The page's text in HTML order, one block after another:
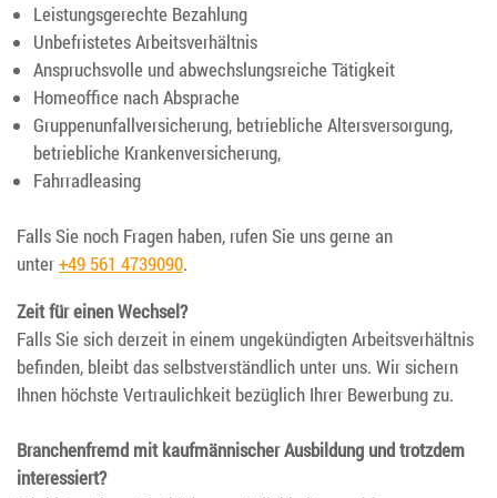
Leistungsgerechte Bezahlung
Unbefristetes Arbeitsverhältnis
Anspruchsvolle und abwechslungsreiche Tätigkeit
Homeoffice nach Absprache
Gruppenunfallversicherung, betriebliche Altersversorgung,
betriebliche Krankenversicherung,
Fahrradleasing
Falls Sie noch Fragen haben, rufen Sie uns gerne an
unter+49 561 4739090.
Zeit für einen Wechsel?
Falls Sie sich derzeit in einem ungekündigten Arbeitsverhältnis
befinden, bleibt das selbstverständlich unter uns. Wir sichern
Ihnen höchste Vertraulichkeit bezüglich Ihrer Bewerbung zu.
Branchenfremd mit kaufmännischer Ausbildung und trotzdem
interessiert?